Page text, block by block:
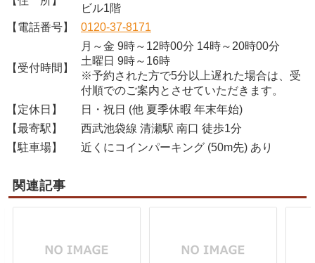
ビル1階
【電話番号】
0120-37-8171
【受付時間】
月～金 9時～12時00分 14時～20時00分
土曜日 9時～16時
※予約された方で5分以上遅れた場合は、受
付順でのご案内とさせていただきます。
【定休日】
日・祝日 (他 夏季休暇 年末年始)
【最寄駅】
西武池袋線 清瀬駅 南口 徒歩1分
【駐車場】
近くにコインパーキング (50m先) あり
関連記事